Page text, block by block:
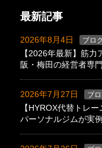
最新記事
2026年8月4日 ブロ
【2026年最新】筋
阪・梅田の経営者専
2026年7月27日 ブ
【HYROX代替トレ
パーソナルジムが実